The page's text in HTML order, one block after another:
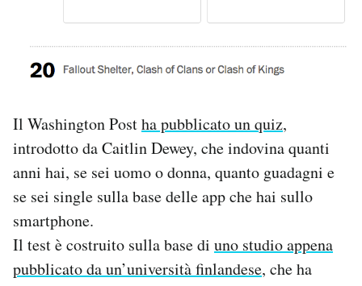
AREA PERSONALE
Area Personale
Newsletter
Il Washington Postha pubblicato un quiz,
introdotto da Caitlin Dewey, che indovina quanti
anni hai, se sei uomo o donna, quanto guadagni e
se sei single sulla base delle app che hai sullo
smartphone.
Il test è costruito sulla base di uno studio appena
pubblicato da un’università finlandese, che ha